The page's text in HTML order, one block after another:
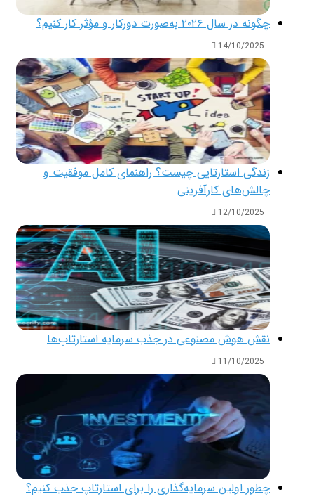
چگونه در سال ۲۰۲۶ به‌صورت دورکار و مؤثر کار کنیم؟
14/10/2025
زندگی استارتاپی چیست؟ راهنمای کامل موفقیت و
چالش‌های کارآفرینی
12/10/2025
نقش هوش مصنوعی در جذب سرمایه استارتاپ‌ها
11/10/2025
چطور اولین سرمایه‌گذاری را برای استارتاپ جذب کنیم؟